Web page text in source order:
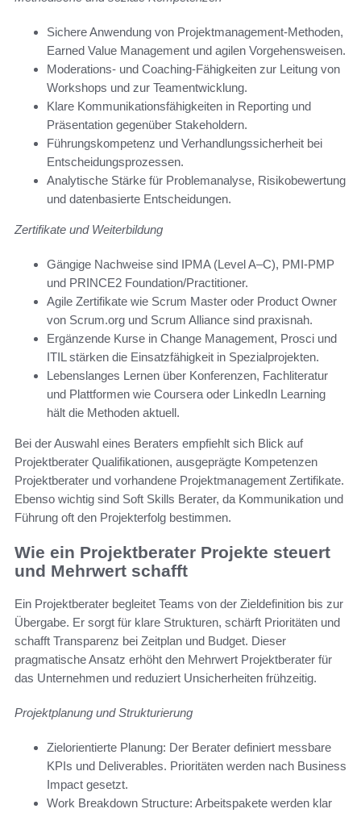
Sichere Anwendung von Projektmanagement-Methoden,
Earned Value Management und agilen Vorgehensweisen.
Moderations- und Coaching-Fähigkeiten zur Leitung von
Workshops und zur Teamentwicklung.
Klare Kommunikationsfähigkeiten in Reporting und
Präsentation gegenüber Stakeholdern.
Führungskompetenz und Verhandlungssicherheit bei
Entscheidungsprozessen.
Analytische Stärke für Problemanalyse, Risikobewertung
und datenbasierte Entscheidungen.
Zertifikate und Weiterbildung
Gängige Nachweise sind IPMA (Level A–C), PMI-PMP
und PRINCE2 Foundation/Practitioner.
Agile Zertifikate wie Scrum Master oder Product Owner
von Scrum.org und Scrum Alliance sind praxisnah.
Ergänzende Kurse in Change Management, Prosci und
ITIL stärken die Einsatzfähigkeit in Spezialprojekten.
Lebenslanges Lernen über Konferenzen, Fachliteratur
und Plattformen wie Coursera oder LinkedIn Learning
hält die Methoden aktuell.
Bei der Auswahl eines Beraters empfiehlt sich Blick auf
Projektberater Qualifikationen, ausgeprägte Kompetenzen
Projektberater und vorhandene Projektmanagement Zertifikate.
Ebenso wichtig sind Soft Skills Berater, da Kommunikation und
Führung oft den Projekterfolg bestimmen.
Wie ein Projektberater Projekte steuert
und Mehrwert schafft
Ein Projektberater begleitet Teams von der Zieldefinition bis zur
Übergabe. Er sorgt für klare Strukturen, schärft Prioritäten und
schafft Transparenz bei Zeitplan und Budget. Dieser
pragmatische Ansatz erhöht den Mehrwert Projektberater für
das Unternehmen und reduziert Unsicherheiten frühzeitig.
Projektplanung und Strukturierung
Zielorientierte Planung: Der Berater definiert messbare
KPIs und Deliverables. Prioritäten werden nach Business
Impact gesetzt.
Work Breakdown Structure: Arbeitspakete werden klar